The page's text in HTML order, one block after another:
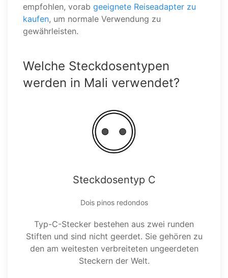
empfohlen, vorab geeignete Reiseadapter zu
kaufen, um normale Verwendung zu
gewährleisten.
Welche Steckdosentypen
werden in Mali verwendet?
Steckdosentyp C
Dois pinos redondos
Typ-C-Stecker bestehen aus zwei runden
Stiften und sind nicht geerdet. Sie gehören zu
den am weitesten verbreiteten ungeerdeten
Steckern der Welt.